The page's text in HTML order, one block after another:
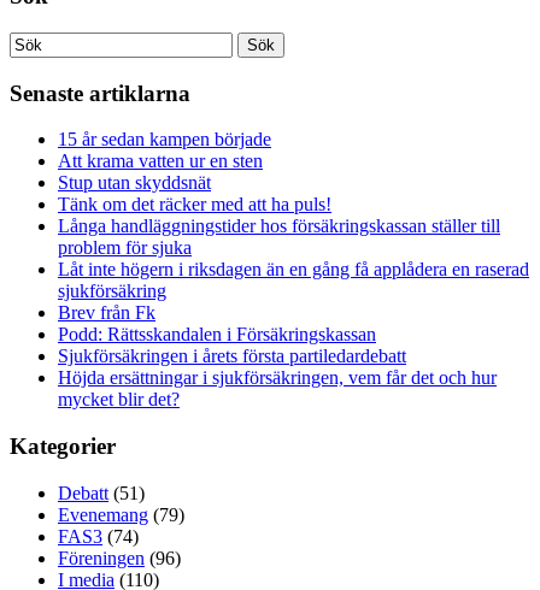
Senaste artiklarna
15 år sedan kampen började
Att krama vatten ur en sten
Stup utan skyddsnät
Tänk om det räcker med att ha puls!
Långa handläggningstider hos försäkringskassan ställer till
problem för sjuka
Låt inte högern i riksdagen än en gång få applådera en raserad
sjukförsäkring
Brev från Fk
Podd: Rättsskandalen i Försäkringskassan
Sjukförsäkringen i årets första partiledardebatt
Höjda ersättningar i sjukförsäkringen, vem får det och hur
mycket blir det?
Kategorier
Debatt (51)
Evenemang (79)
FAS3 (74)
Föreningen (96)
I media (110)